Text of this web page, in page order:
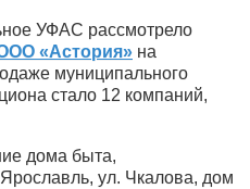
УФАС рассмотрело
«Астория» на
муниципального
стало 12 компаний,
дома быта,
ул. Чкалова, дом